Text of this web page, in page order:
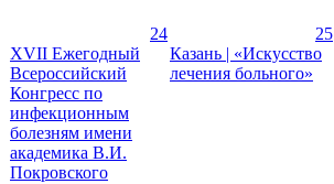
24
XVII Ежегодный
Всероссийский
Конгресс по
инфекционным
болезням имени
академика В.И.
Покровского
25
Казань | «Искусство
лечения больного»